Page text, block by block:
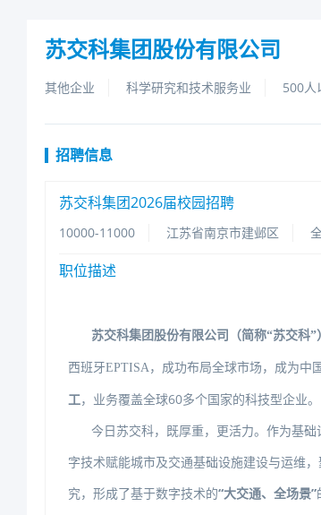
苏交科集团股份有限公司
其他企业 科学研究和技术服务业 500人
招聘信息
苏交科集团2026届校园招聘
10000-11000 江苏省南京市建邺区
职位描述
苏交科集团股份有限公司（简称“苏交科”
西班牙EPTISA，成功布局全球市场，成为中
工，业务覆盖全球60多个国家的科技型企业。
今日苏交科，既厚重，更活力。作为基
字技术赋能城市及交通基础设施建设与运维，
究，形成了基于数字技术的“大交通、全场景”